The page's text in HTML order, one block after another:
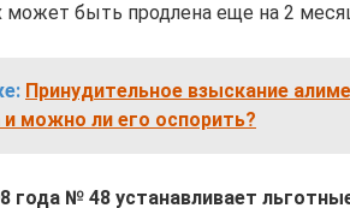
может быть продлена еще на 2
Принудительное взыскание
можно ли его оспорить?
года № 48 устанавливает